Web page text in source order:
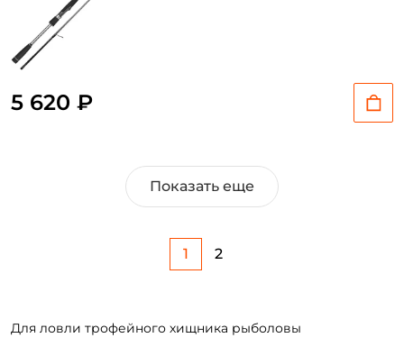
5 620 ₽
Показать еще
1 2
Для ловли трофейного хищника рыболовы